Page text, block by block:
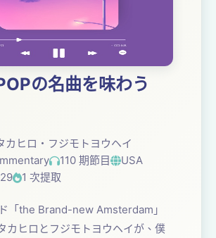
の名曲を味わう
カヒロ・フジモトヨウヘイ
110 期節目
USA
1 次提取
「the Brand-new Amsterdam」
カヒロとフジモトヨウヘイが、僕